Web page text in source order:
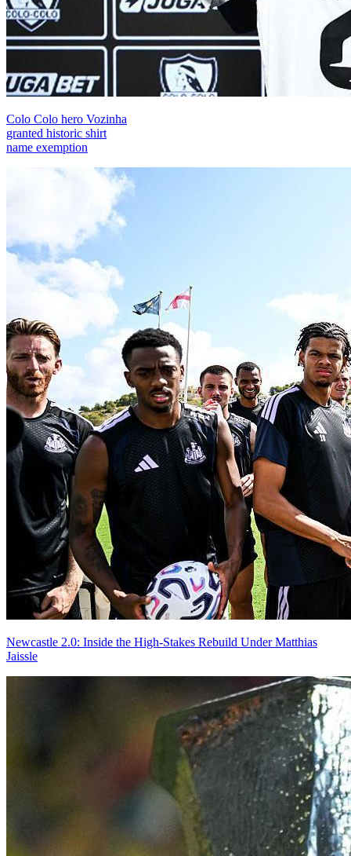
Colo Colo hero Vozinha
granted historic shirt
name exemption
Newcastle 2.0: Inside the High-Stakes Rebuild Under Matthias
Jaissle